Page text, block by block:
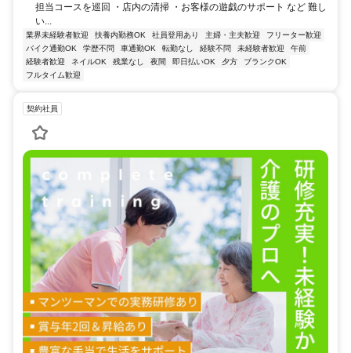
担当コースを巡回 ・店内の清掃 ・お客様の遊戯のサポート など 難し
い...
業界未経験者歓迎 扶養内勤務OK 社員登用あり 主婦・主夫歓迎
フリーター歓迎
バイク通勤OK
学歴不問 車通勤OK 転勤なし 経験不問 未経験者歓迎
午前
経験者歓迎
ネイルOK 残業なし 夜間 即日払いOK 夕方
ブランクOK
フルタイム歓迎
契約社員